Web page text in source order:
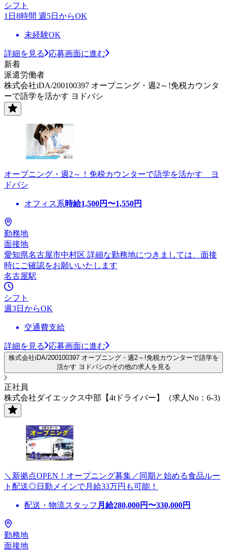
シフト
1日8時間 週5日からOK
未経験OK
詳細を見る
応募画面に進む
新着
派遣労働者
株式会社iDA/200100397 オープニング・週2～!免税カウンタ
ーで語学を活かす ヨドバシ
オープニング・週2～！免税カウンターで語学を活かす ヨ
ドバシ
オフィス系時給1,500円〜1,550円
勤務地
面接地
愛知県名古屋市中村区 詳細な勤務地につきましては、面接
時にご確認をお願いいたします
名古屋駅
シフト
週3日からOK
交通費支給
詳細を見る 応募画面に進む
株式会社iDA/200100397 オープニング・週2～!免税カウンターで語学を
活かす ヨドバシのその他の求人を見る
正社員
株式会社ダイエックス中部【4tドライバー】（求人No：6-3)
＼新拠点OPEN！オープニング募集／同期と始める食品ルー
ト配送◎日勤メインで月給33万円も可能！
配送・物流スタッフ 月給280,000円〜330,000円
勤務地
面接地